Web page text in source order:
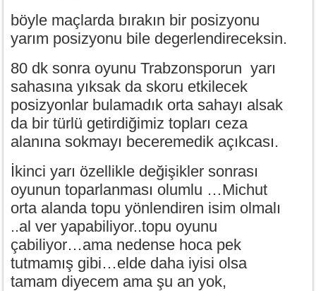
böyle maçlarda bırakın bir posizyonu
yarım posizyonu bile degerlendireceksin.
80 dk sonra oyunu Trabzonsporun yarı
sahasına yıksak da skoru etkilecek
posizyonlar bulamadık orta sahayı alsak
da bir türlü getirdiğimiz topları ceza
alanına sokmayı beceremedik açıkcası.
İkinci yarı özellikle değişikler sonrası
oyunun toparlanması olumlu …Michut
orta alanda topu yönlendiren isim olmalı
..al ver yapabiliyor..topu oyunu
çabiliyor…ama nedense hoca pek
tutmamış gibi…elde daha iyisi olsa
tamam diyecem ama şu an yok,